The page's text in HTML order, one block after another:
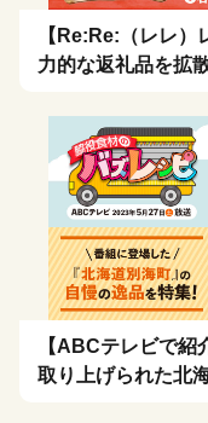
【Re:Re:（レレ
力的な返礼品を拡
【ABCテレビで紹
取り上げられた北